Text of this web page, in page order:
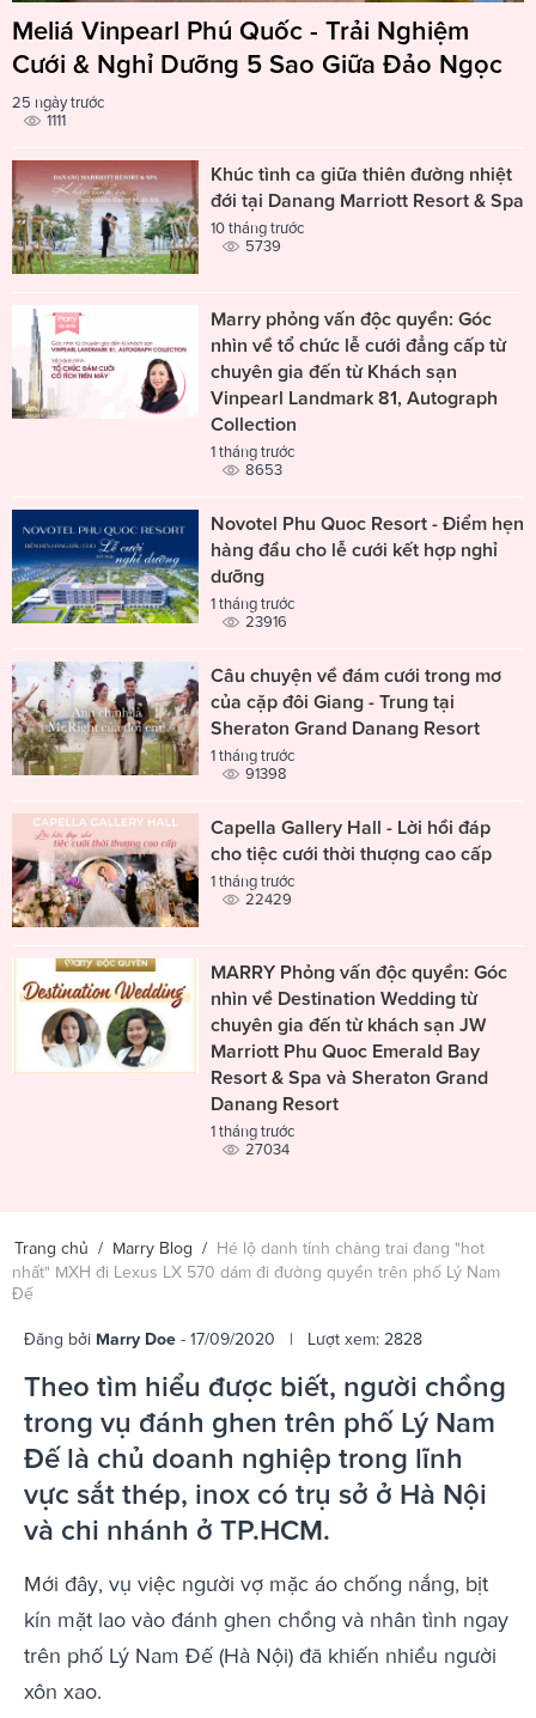
Meliá Vinpearl Phú Quốc - Trải Nghiệm
Cưới & Nghỉ Dưỡng 5 Sao Giữa Đảo Ngọc
25 ngày trước
1111
Khúc tình ca giữa thiên đường nhiệt
đới tại Danang Marriott Resort & Spa
10 tháng trước
5739
Marry phỏng vấn độc quyền: Góc
nhìn về tổ chức lễ cưới đẳng cấp từ
chuyên gia đến từ Khách sạn
Vinpearl Landmark 81, Autograph
Collection
1 tháng trước
8653
Novotel Phu Quoc Resort - Điểm hẹn
hàng đầu cho lễ cưới kết hợp nghỉ
dưỡng
1 tháng trước
23916
Câu chuyện về đám cưới trong mơ
của cặp đôi Giang - Trung tại
Sheraton Grand Danang Resort
1 tháng trước
91398
Capella Gallery Hall - Lời hồi đáp
cho tiệc cưới thời thượng cao cấp
1 tháng trước
22429
MARRY Phỏng vấn độc quyền: Góc
nhìn về Destination Wedding từ
chuyên gia đến từ khách sạn JW
Marriott Phu Quoc Emerald Bay
Resort & Spa và Sheraton Grand
Danang Resort
1 tháng trước
27034
Trang chủ / Marry Blog / Hé lộ danh tính chàng trai đang "hot
nhất" MXH đi Lexus LX 570 dám đi đường quyền trên phố Lý Nam
Đế
Đăng bởi Marry Doe - 17/09/2020 | Lượt xem: 2828
Theo tìm hiểu được biết, người chồng
trong vụ đánh ghen trên phố Lý Nam
Đế là chủ doanh nghiệp trong lĩnh
vực sắt thép, inox có trụ sở ở Hà Nội
và chi nhánh ở TP.HCM.
Mới đây, vụ việc người vợ mặc áo chống nắng, bịt
kín mặt lao vào đánh ghen chồng và nhân tình ngay
trên phố Lý Nam Đế (Hà Nội) đã khiến nhiều người
xôn xao.